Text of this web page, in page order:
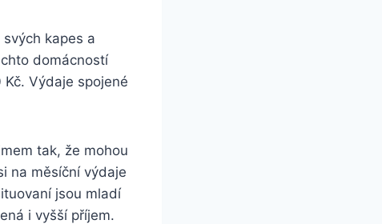
kapes a
domácností
Výdaje spojené
tak, že mohou
na měsíční výdaje
jsou mladí
i vyšší příjem.